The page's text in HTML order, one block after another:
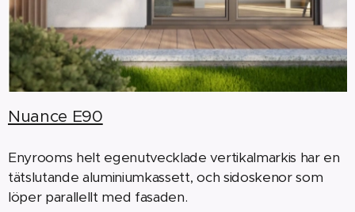
Nuance E90
Enyrooms helt egenutvecklade vertikalmarkis har en
tätslutande aluminium­kassett, och sido­skenor som
löper ­parallellt med ­fasaden.